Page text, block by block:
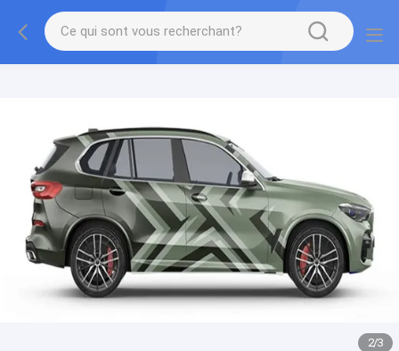
2/3